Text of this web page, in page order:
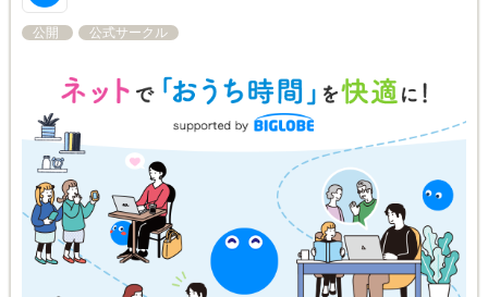
公開 公式サークル